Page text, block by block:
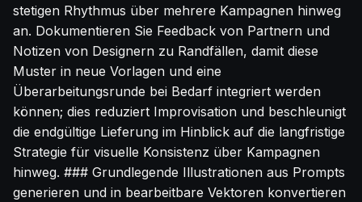
stetigen Rhythmus über mehrere Kampagnen hinweg
an. Dokumentieren Sie Feedback von Partnern und
Notizen von Designern zu Randfällen, damit diese
Muster in neue Vorlagen und eine
Überarbeitungsrunde bei Bedarf integriert werden
können; dies reduziert Improvisation und beschleunigt
die endgültige Lieferung im Hinblick auf die langfristige
Strategie für visuelle Konsistenz über Kampagnen
hinweg. ### Grundlegende Illustrationen aus Prompts
generieren und in bearbeitbare Vektoren konvertieren